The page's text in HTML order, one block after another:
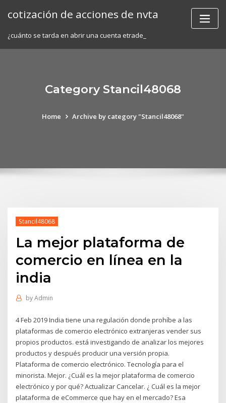
cotización de acciones de nvta
¿cuánto se tarda en abrir una cuenta etrade_
Category Stancil48068
Home Archive by category "Stancil48068"
Stancil48068
La mejor plataforma de
comercio en línea en la
india
byAdmin
4 Feb 2019 India tiene una regulación donde prohíbe a las
plataformas de comercio electrónico extranjeras vender sus
propios productos. está investigando de analizar los mejores
productos y después producir una versión propia.
Plataforma de comercio electrónico. Tecnología para el
minorista. Mejor. ¿Cuál es la mejor plataforma de comercio
electrónico y por qué? Actualizar Cancelar. ¿ Cuál es la mejor
plataforma de eCommerce que hay en el mercado? Esa